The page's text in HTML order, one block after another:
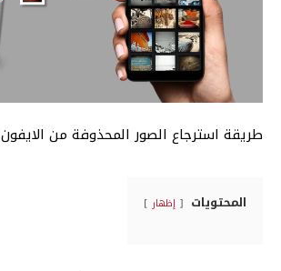
طريقة استرجاع الصور المحذوفة من الايفون
المحتويات إظهار